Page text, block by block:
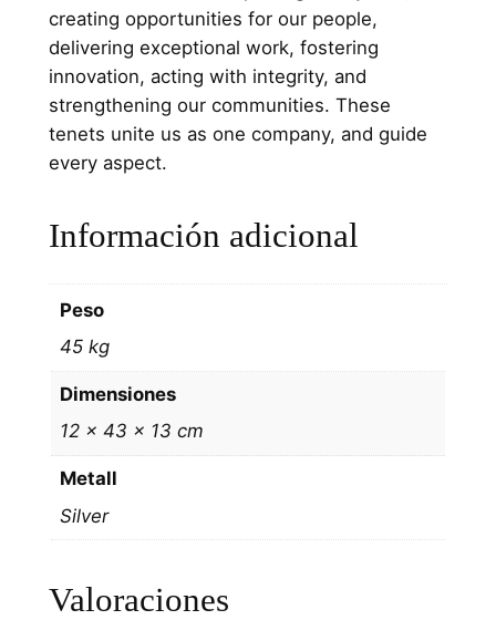
creating opportunities for our people,
delivering exceptional work, fostering
innovation, acting with integrity, and
strengthening our communities. These
tenets unite us as one company, and guide
every aspect.
Información adicional
Peso
45 kg
Dimensiones
12 × 43 × 13 cm
Metall
Silver
Valoraciones